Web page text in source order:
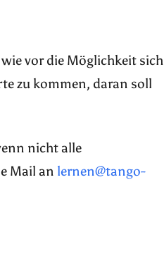
vor die Möglichkeit sich
zu kommen, daran soll
nicht alle
Mail an lernen@tango-